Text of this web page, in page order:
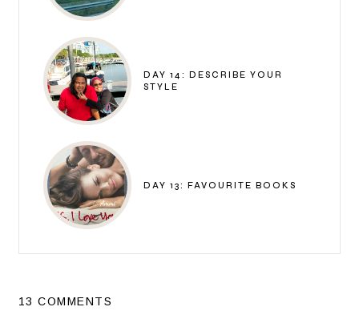
DAY 14: DESCRIBE YOUR
STYLE
DAY 13: FAVOURITE BOOKS
13 COMMENTS